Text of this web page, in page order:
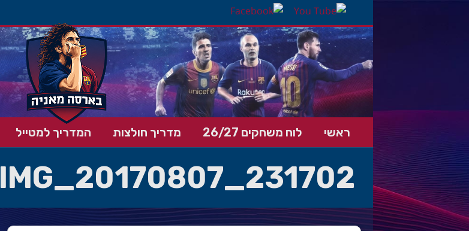
ראשי לוח משחקים 26/27 מדריך חולצות המדריך למטייל
IMG_20170807_231702